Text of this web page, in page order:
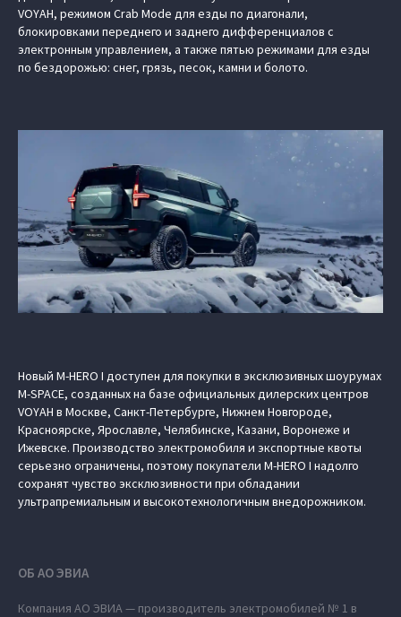
VOYAH, режимом Crab Mode для езды по диагонали,
блокировками переднего и заднего дифференциалов с
электронным управлением, а также пятью режимами для езды
по бездорожью: снег, грязь, песок, камни и болото.
Новый M‑HERO I доступен для покупки в эксклюзивных шоурумах
M-SPACE, созданных на базе официальных дилерских центров
VOYAH в Москве, Санкт-Петербурге, Нижнем Новгороде,
Красноярске, Ярославле, Челябинске, Казани, Воронеже и
Ижевске. Производство электромобиля и экспортные квоты
серьезно ограничены, поэтому покупатели M‑HERO I надолго
сохранят чувство эксклюзивности при обладании
ультрапремиальным и высокотехнологичным внедорожником.
ОБ АО ЭВИА
Компания АО ЭВИА — производитель электромобилей № 1 в